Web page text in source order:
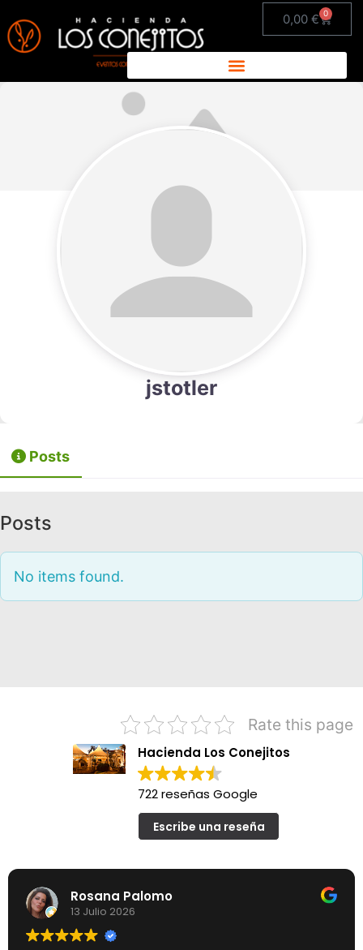
0,00€ 0
jstotler
Posts
Posts
No items found.
Rate this page
Hacienda Los Conejitos
722 reseñas Google
Escribe una reseña
Rosana Palomo
13 Julio 2026